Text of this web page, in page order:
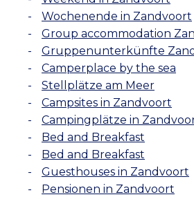
Wochenende in Zandvoort
Group accommodation
Gruppenunterkünfte
Camperplace by the sea
Stellplätze am Meer
Campsites in Zandvoort
Campingplätze in
Bed and Breakfast
Bed and Breakfast
Guesthouses in Zandvoort
Pensionen in Zandvoort